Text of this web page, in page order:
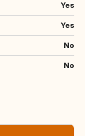
Yes
Yes
No
No